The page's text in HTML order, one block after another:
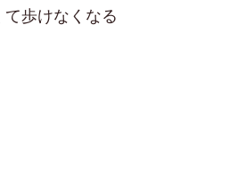
歩けなくなる